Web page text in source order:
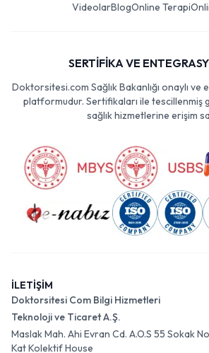
VideolarBlogOnline Terapi
SERTİFİKA VE
Doktorsitesi.com Sağlık Bakanlığı onaylı ve
platformudur. Sertifikaları ile tescillenmiş
sağlık hizmetlerine erişim
İLETİŞİM
Doktorsitesi Com Bilgi Hizmetleri
Teknoloji ve Ticaret A.Ş.
Maslak Mah. Ahi Evran Cd. A.O.S 55 Sokak
Kat Kolektif House